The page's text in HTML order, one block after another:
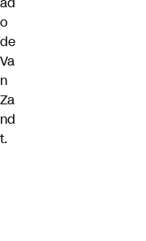
o
de
Va
n
Za
nd
t.